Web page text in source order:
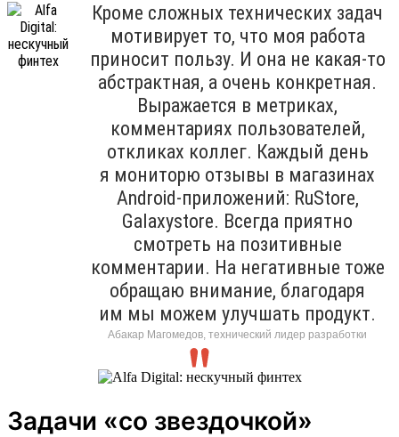
Кроме сложных технических задач
мотивирует то, что моя работа
приносит пользу. И она не какая-то
абстрактная, а очень конкретная.
Выражается в метриках,
комментариях пользователей,
откликах коллег. Каждый день
я мониторю отзывы в магазинах
Android-приложений: RuStore,
Galaxystore. Всегда приятно
смотреть на позитивные
комментарии. На негативные тоже
обращаю внимание, благодаря
им мы можем улучшать продукт.
Абакар Магомедов, технический лидер разработки
Задачи «со звездочкой»